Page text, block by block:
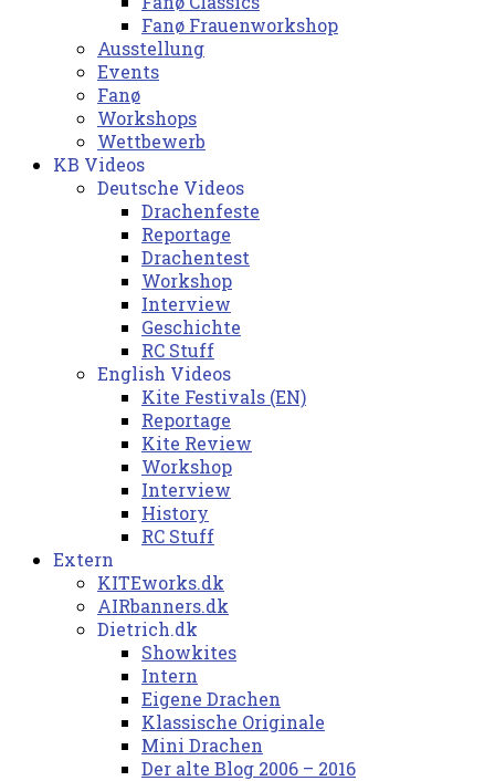
Fanø Frauenworkshop
Ausstellung
Events
Fanø
Workshops
Wettbewerb
KB Videos
Deutsche Videos
Drachenfeste
Reportage
Drachentest
Workshop
Interview
Geschichte
RC Stuff
English Videos
Kite Festivals (EN)
Reportage
Kite Review
Workshop
Interview
History
RC Stuff
Extern
KITEworks.dk
AIRbanners.dk
Dietrich.dk
Showkites
Intern
Eigene Drachen
Klassische Originale
Mini Drachen
Der alte Blog 2006 – 2016